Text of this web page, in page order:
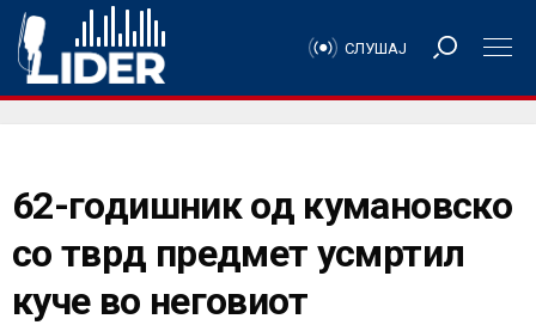
СЛУШАЈ
62-годишник од кумановско
со тврд предмет усмртил
куче во неговиот